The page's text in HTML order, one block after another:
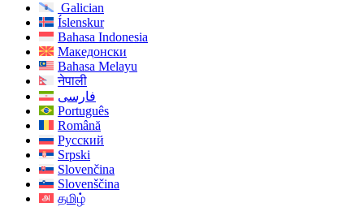
Galician
Íslenskur
Bahasa Indonesia
Македонски
Bahasa Melayu
नेपाली
فارسی
Português
Română
Русский
Srpski
Slovenčina
Slovenščina
தமிழ்